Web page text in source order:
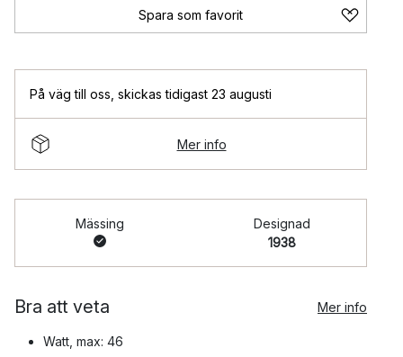
Spara som favorit
På väg till oss skickas tidigast 23 augusti
Mer info
Mässing
Designad
1938
Bra att veta Mer info
Watt, max: 46